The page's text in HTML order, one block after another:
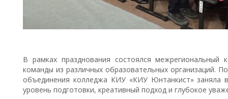
В рамках празднования состоялся межрегиональный
команды из различных образовательных организаций.
объединения колледжа КИУ «КИУ Юнтанкист» заняла
уровень подготовки, креативный подход и глубокое